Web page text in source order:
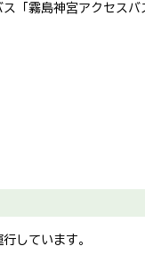
「霧島神宮アクセスバ
しています。